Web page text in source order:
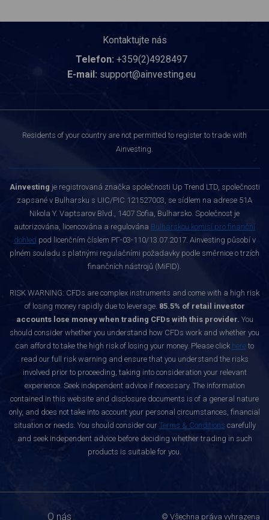
Kontaktujte nás
Telefon: +359(2)4928497
E-mail: support@ainvesting.eu
Residents of your country are not permitted to register to trade with
Ainvesting.
Ainvesting je registrovaná značka společnosti Up Trend LTD, společnosti
zapsané v Bulharsku s UIC/PIC 121527003, se sídlem na adrese 51A
Nikola Y. Vaptsarov Blvd., 1407 Sofia, Bulharsko. Společnost je
autorizována, licencována a regulována Bulharskou komisí pro finanční
dohled pod licenčním číslem РГ-03-110/13.07.2017. Ainvesting působí v
plném souladu s platnými regulačními požadavky podle směrnice o trzích
finančních nástrojů (MiFID).
RISK WARNING: CFDs are complex instruments and come with a high risk
of losing money rapidly due to leverage. 85.5% of retail investor
accounts lose money when trading CFDs with this provider. You
should consider whether you understand how CFDs work and whether you
can afford to take the high risk of losing your money. Please click hereto
read our full risk warning and ensure that you understand the risks
involved prior to proceeding, taking into consideration your relevant
experience. Seek independent advice if necessary. The information
contained in this website and disclosure documents is of a general nature
only, and does not take into account your personal circumstances, financial
situation or needs. You should consider our Terms & Conditions carefully
and seek independent advice before deciding whether trading in such
products is suitable for you.
O nás © Všechna práva vyhrazena